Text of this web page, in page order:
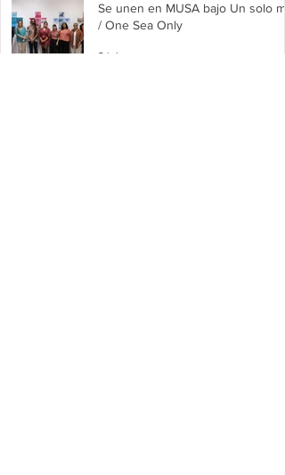
Se unen en MUSA bajo Un solo
/ One Sea Only
2 jul